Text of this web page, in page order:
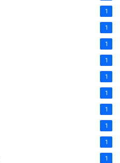
1
1
1
1
1
1
1
1
1
1